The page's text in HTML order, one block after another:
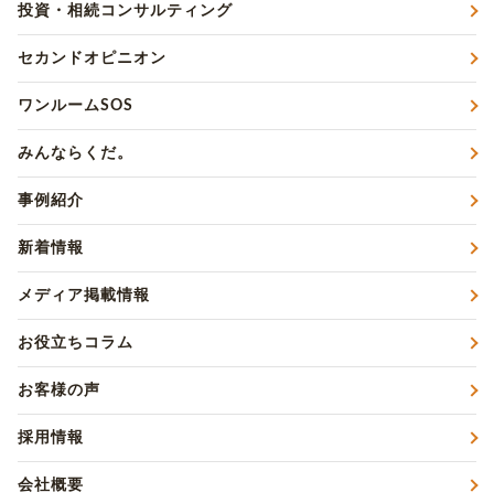
投資・相続コンサルティング
セカンドオピニオン
ワンルームSOS
みんならくだ。
事例紹介
新着情報
メディア掲載情報
お役立ちコラム
お客様の声
採用情報
会社概要